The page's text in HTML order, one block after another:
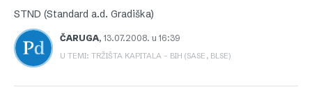
STND (Standard a.d. Gradiška)
ČARUGA, 13.07.2008. u 16:39
U TEMI: TRŽIŠTA KAPITALA – BIH (SASE, BLSE)